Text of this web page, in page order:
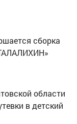
сборка
области
в детский